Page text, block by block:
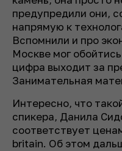
предупредили они,
напрямую к
Вспомнили и про
Москве мог
цифра выходит за
Занимательная
Интересно, что
спикера, Данила
соответствует
britain. Об этом